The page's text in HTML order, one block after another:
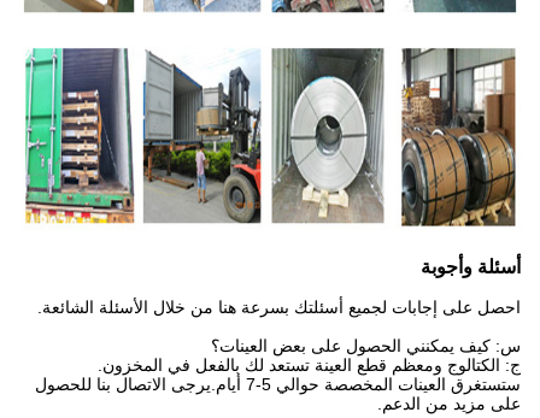
أسئلة وأجوبة
احصل على إجابات لجميع أسئلتك بسرعة هنا من خلال الأسئلة الشائعة.
س: كيف يمكنني الحصول على بعض العينات؟
ج: الكتالوج ومعظم قطع العينة تستعد لك بالفعل في المخزون.
ستستغرق العينات المخصصة حوالي 5-7 أيام.يرجى الاتصال بنا للحصول
على مزيد من الدعم.